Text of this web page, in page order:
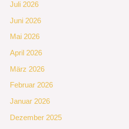
Juli 2026
Juni 2026
Mai 2026
April 2026
März 2026
Februar 2026
Januar 2026
Dezember 2025